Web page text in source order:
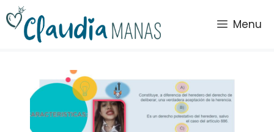
Saltar
al
contenido
Menu